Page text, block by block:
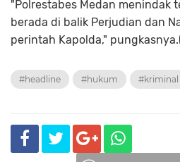
"Polrestabes Medan menindak
berada di balik Perjudian dan
perintah Kapolda,"
#headline #hukum #kriminal